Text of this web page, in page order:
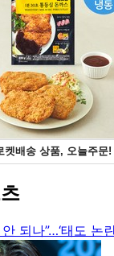
되나”…‘태도 논